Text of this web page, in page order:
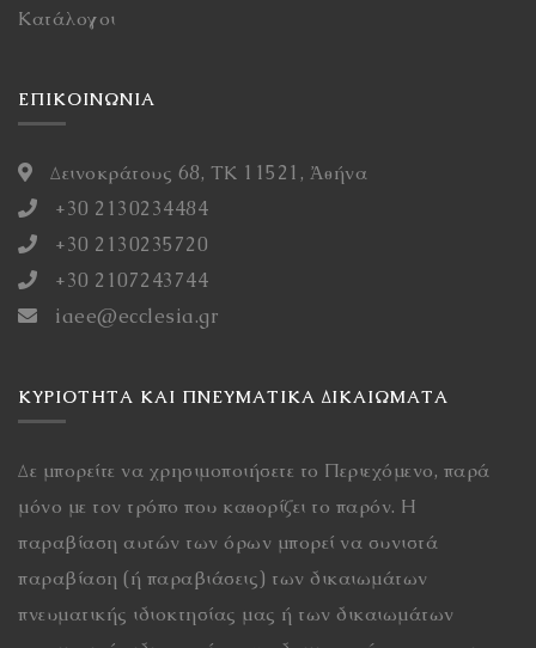
Κατάλογοι
ΕΠΙΚΟΙΝΩΝΙΑ
Δεινοκράτους 68, ΤΚ 11521, Ἀθήνα
+30 2130234484
+30 2130235720
+30 2107243744
iaee@ecclesia.gr
ΚΥΡΙΌΤΗΤΑ ΚΑΙ ΠΝΕΥΜΑΤΙΚΆ ΔΙΚΑΙΏΜΑΤΑ
Δε μπορείτε να χρησιμοποιήσετε το Περιεχόμενο, παρά
μόνο με τον τρόπο που καθορίζει το παρόν. Η
παραβίαση αυτών των όρων μπορεί να συνιστά
παραβίαση (ή παραβιάσεις) των δικαιωμάτων
πνευματικής ιδιοκτησίας μας ή των δικαιωμάτων